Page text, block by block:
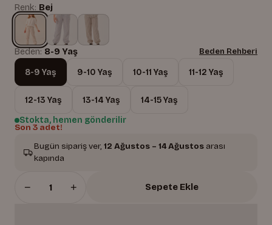
Renk: Bej
Beden: 8-9 Yaş Beden Rehberi
8-9 Yaş 9-10 Yaş 10-11 Yaş 11-12 Yaş
12-13 Yaş 13-14 Yaş
14-15 Yaş
Stokta, hemen gönderilir
Son 3 adet!
Bugün sipariş ver, 12 Ağustos – 14 Ağustos arası
kapında
− + Sepete Ekle